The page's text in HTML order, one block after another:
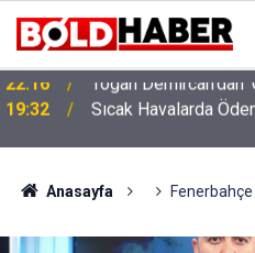
19:32 Sıcak Havalarda
Anasayfa